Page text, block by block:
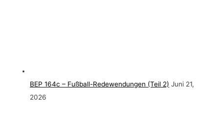
BEP 164c – Fußball-Redewendungen (Teil 2) Juni 21,
2026